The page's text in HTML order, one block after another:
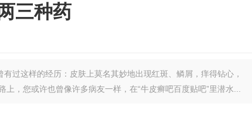
三种药
过这样的经历：皮肤上莫名其妙地出现红斑、鳞屑，痒得钻心，
，您或许也曾像许多病友一样，在“牛皮癣吧百度贴吧”里潜水...